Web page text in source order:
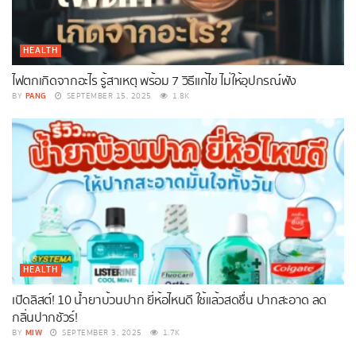
HEALTH
ไฟตกเกิดจากอะไร รู้สาเหตุ พร้อม 7 วิธีแก้ไข ไม่ให้อุปกรณ์พัง
BY PANG SEPTEMBER 15, 2025 1.8K
HEALTH
เปิดลิสต์! 10 น้ำยาบ้วนปาก ยี่ห้อไหนดี ใช้แล้วสดชื่น ปากสะอาด ลด
กลิ่นปากชัวร์!
BY MIW SEPTEMBER 3, 2025 1.7K